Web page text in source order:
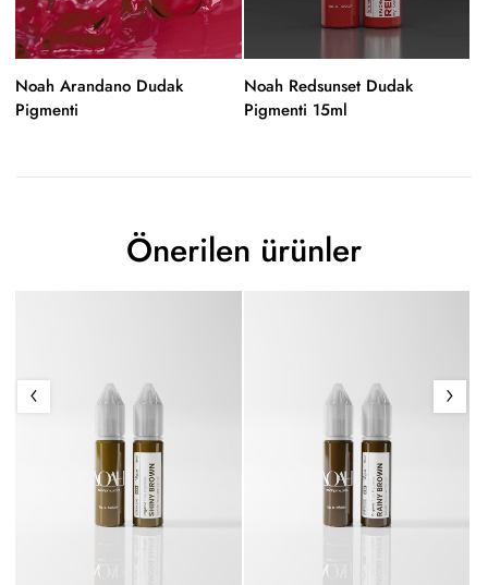
Noah Arandano Dudak
Pigmenti
Noah Redsunset Dudak
Pigmenti 15ml
Önerilen ürünler